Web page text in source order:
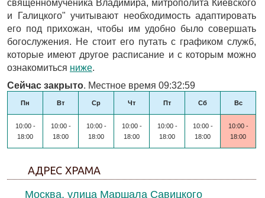
священномученика Владимира, митрополита Киевского
и Галицкого" учитывают необходимость адаптировать
его под прихожан, чтобы им удобно было совершать
богослужения. Не стоит его путать с графиком служб,
которые имеют другое расписание и с которым можно
ознакомиться ниже.
Сейчас закрыто. Местное время 09:32:59
Пн Вт Ср Чт Пт Сб Вс
10:00 -
18:00
10:00 -
18:00
10:00 -
18:00
10:00 -
18:00
10:00 -
18:00
10:00 -
18:00
10:00 -
18:00
АДРЕС ХРАМА
Москва, улица Маршала Савицкого